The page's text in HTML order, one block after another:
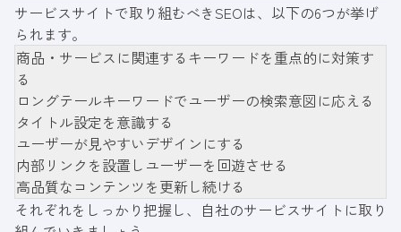
サービスサイトで取り組むべきSEOは、以下の6つが挙げ
られます。
商品・サービスに関連するキーワードを重点的に対策す
る
ロングテールキーワードでユーザーの検索意図に応える
タイトル設定を意識する
ユーザーが見やすいデザインにする
内部リンクを設置しユーザーを回遊させる
高品質なコンテンツを更新し続ける
それぞれをしっかり把握し、自社のサービスサイトに取り